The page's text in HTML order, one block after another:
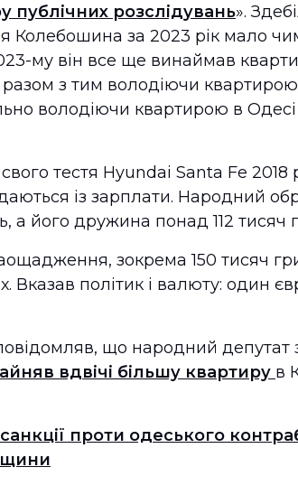
публічних розслідувань».
Колебошина за 2023 рік мало
му він все ще винаймав
з тим володіючи
володіючи квартирою в
тестя Hyundai Santa Fe 2018
із зарплати. Народний
а його дружина понад 112 тисяч
зокрема 150 тисяч
Вказав політик і валюту: один
що народний депутат
вдвічі більшу квартиру в
проти одеського